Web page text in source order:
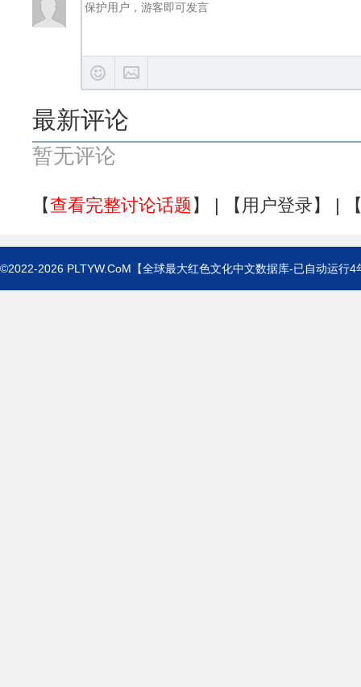
最新评论
暂无评论
【查看完整讨论话题】 | 【 用户登录】 |
©2022-2026 PLTYW.CoM 【全球最大红色文化中文数据库-已自动运行4